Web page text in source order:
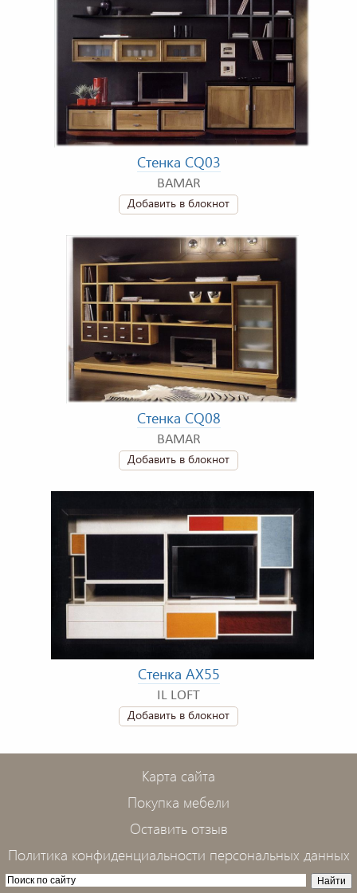
Стенка CQ03
BAMAR
Добавить в блокнот
Стенка CQ08
BAMAR
Добавить в блокнот
Стенка AX55
IL LOFT
Добавить в блокнот
Карта сайта
Покупка мебели
Оставить отзыв
Политика конфиденциальности персональных данных